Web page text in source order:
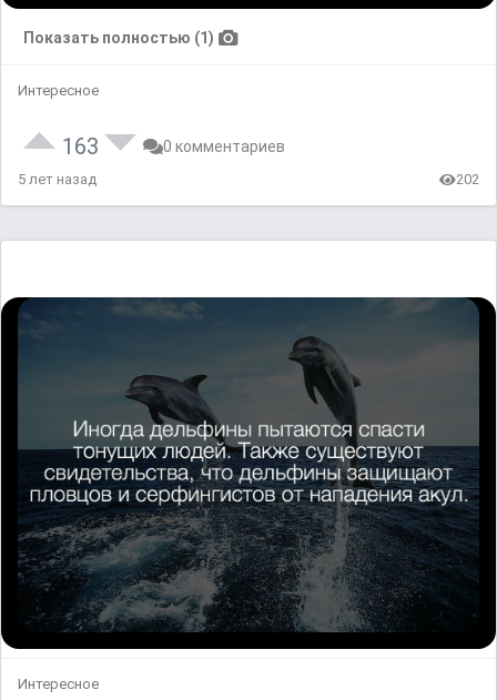
Показать полностью (1)
Интересное
163 0 комментариев
5 лет назад 202
Интересное